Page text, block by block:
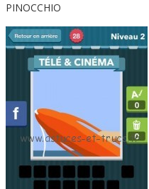
PINOCCHIO